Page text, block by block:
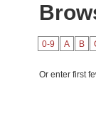
0-9 A B
Or enter first